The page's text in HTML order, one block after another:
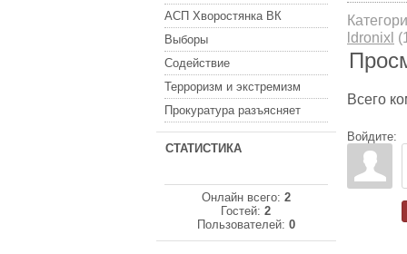
АСП Хворостянка ВК
Выборы
Содействие
Терроризм и экстремизм
Прокуратура разъясняет
СТАТИСТИКА
Онлайн всего: 2
Гостей:2
Пользователей: 0
ldronixl
Всего
Войдите: